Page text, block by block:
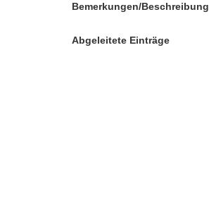
Bemerkungen/Beschreibung
Abgeleitete Einträge